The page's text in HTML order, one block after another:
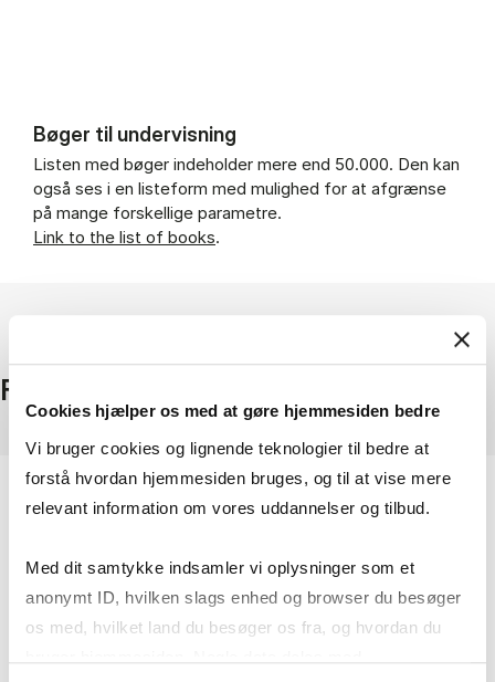
Cookies hjælper os med at gøre hjemmesiden bedre
Vi bruger cookies og lignende teknologier til bedre at
forstå hvordan hjemmesiden bruges, og til at vise mere
relevant information om vores uddannelser og tilbud.
Med dit samtykke indsamler vi oplysninger som et
anonymt ID, hvilken slags enhed og browser du besøger
os med, hvilket land du besøger os fra, og hvordan du
Bøger til undervisning
Listen med bøger indeholder mere end 50.000. Den kan
også ses i en listeform med mulighed for at afgrænse
på mange forskellige parametre.
Link to the list of books.
Facts
Coverage
More than 50,000 books
Provider